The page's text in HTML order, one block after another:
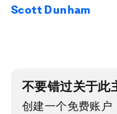
Scott Dunham
不要错过关于此
创建一个免费账户